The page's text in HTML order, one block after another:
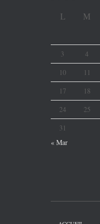
L M
3
4
10
11
17
18
24
25
31
« Mar